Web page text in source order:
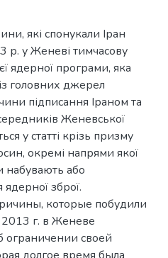
які спонукали Іран
р. у Женеві тимчасову
ядерної програми, яка
головних джерел
підписання Іраном та
Женевської
у статті крізь призму
окремі напрями якої
або
ядерної зброї.
которые побудили
г. в Женеве
ограничении своей